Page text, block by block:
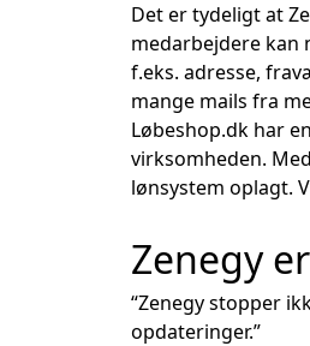
Det er tydeligt at
medarbejdere kan
f.eks. adresse,
mange mails fra
Løbeshop.dk har
virksomheden.
lønsystem oplagt.
Zenegy
“Zenegy stopper
opdateringer.”